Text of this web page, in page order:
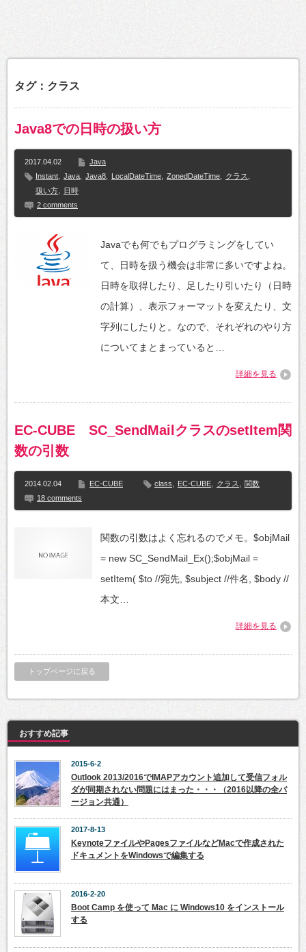
タグ：クラス
Java8での日時の扱い方
2017.04.02
Java
Instant
Java Java8 LocalDateTime ZonedDateTime クラス
扱い方
日時
2 comments
Javaでも何でもプログラミングをしてい
て、日時を扱う機会は非常に多いですよね。
日時を取得したり、足したり引いたり（日時
の計算）、表示フォーマットを変えたり、文
字列にしたりと。なので、それぞれのやり方
についてまとまっていると…
詳細を見る
EC-CUBE SC_SendMailクラスのsetItem関
数の引数
2014.02.04 EC-CUBE class EC-CUBE クラス
関数
18 comments
関数の引数はよく忘れるのでメモ。$objMail
= new SC_SendMail_Ex();$objMail =
setItem( $to //宛先, $subject //件名, $body //
本文…
詳細を見る
トップページに戻る
おすすめ記事
2015-6-2
Outlook 2013/2016でIMAPアカウント追加して受信フォル
ダが同期されない問題にはまった・・・（2016以降の全バ
ージョン共通）
2017-8-13
KeynoteファイルやPagesファイルなどMacで作成された
ドキュメントをWindowsで編集する
2016-2-20
Boot Camp を使って Mac に Windows10 をインストール
する